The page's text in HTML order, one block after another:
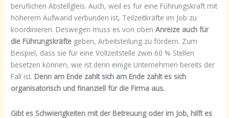
beruflichen Abstellgleis. Auch, weil es für eine Führungskraft mit
höherem Aufwand verbunden ist, Teilzeitkräfte im Job zu
koordinieren. Deswegen muss es von obenAnreize auch für
die Führungskräfte geben, Arbeitsteilung zu fördern. Zum
Beispiel, dass sie für eine Vollzeitstelle zwei 60 % Stellen
besetzen können, wie ist denn einige Unternehmen bereits der
Fall ist. Denn am Ende zahlt sich am Ende zahlt es sich
organisatorisch und finanziell für die Firma aus.
Gibt es Schwierigkeiten mit der Betreuung oder im Job, hilft es